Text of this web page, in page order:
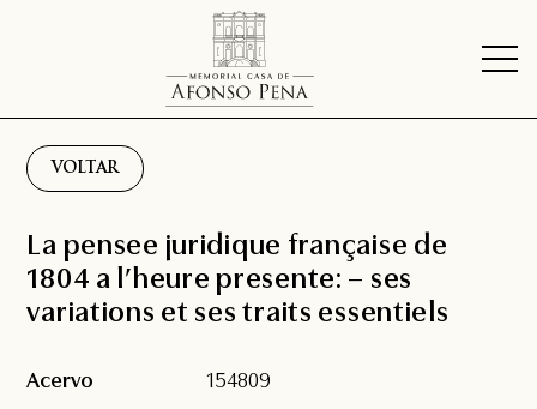
VOLTAR
La pensee juridique française de
1804 a l’heure presente: – ses
variations et ses traits essentiels
Acervo 154809